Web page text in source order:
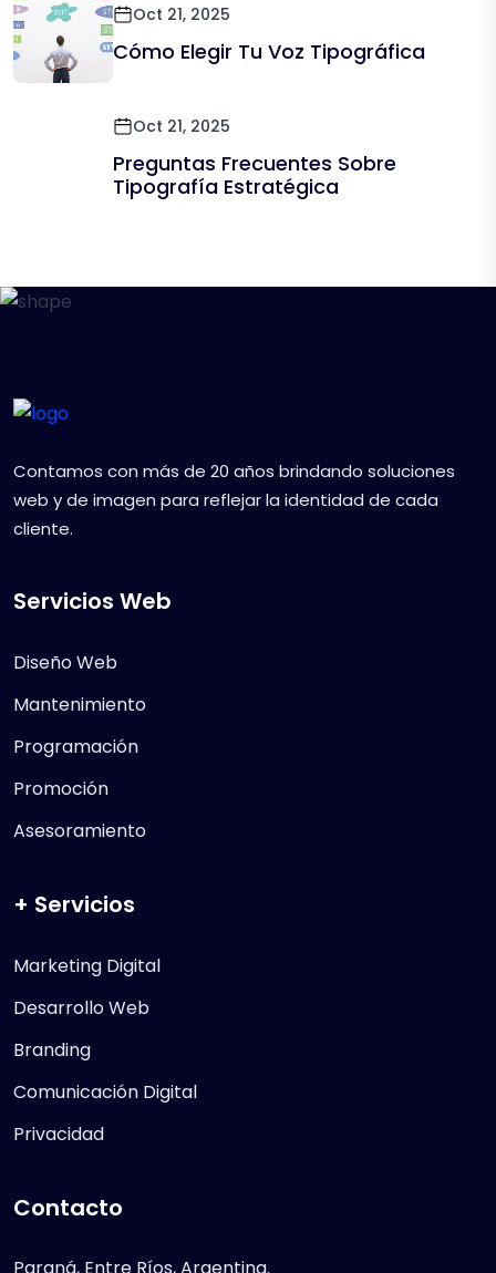
Oct 21, 2025
Cómo Elegir Tu Voz Tipográfica
Oct 21, 2025
Preguntas Frecuentes Sobre
Tipografía Estratégica
Contamos con más de 20 años brindando soluciones
web y de imagen para reflejar la identidad de cada
cliente.
Servicios Web
Diseño Web
Mantenimiento
Programación
Promoción
Asesoramiento
+ Servicios
Marketing Digital
Desarrollo Web
Branding
Comunicación Digital
Privacidad
Contacto
Paraná, Entre Ríos, Argentina.